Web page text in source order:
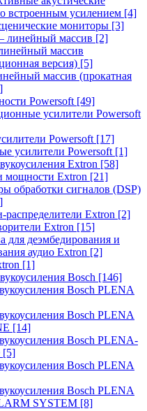
встроенным усилением [4]
мониторы [3]
массив [2]
массив
версия) [5]
массив (прокатная
Powersoft [49]
усилители Powersoft
Powersoft [17]
усилители Powersoft [1]
Extron [58]
мощности Extron [21]
обработки сигналов (DSP)
распределители Extron [2]
Extron [15]
для деэмбедирования и
аудио Extron [2]
[1]
Bosch [146]
Bosch PLENA
Bosch PLENA
[14]
Bosch PLENA-
[5]
Bosch PLENA
Bosch PLENA
SYSTEM [8]